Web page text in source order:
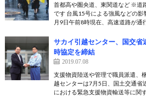
首都高や圏央道、東関道など ※道
です 台風15号による強風などの
月9日午前8時現在、高速道路が通
サカイ引越センター、国交省
時協定を締結
2019.07.08
支援物資陸送や管理で職員派遣、
越センターは7月5日、国土交通省
における緊急支援物資輸送等に関